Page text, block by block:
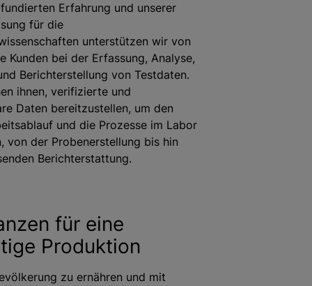
Erfahrung und unserer
für die
unterstützen wir von
Kunden bei der Erfassung, Analyse,
Berichterstellung von Testdaten.
ihnen, verifizierte und
Daten bereitzustellen, um den
und die Prozesse im Labor
von der Probenerstellung bis hin
Berichterstattung.
für eine
Produktion
zu ernähren und mit